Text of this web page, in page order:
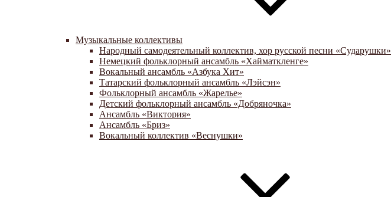
Музыкальные коллективы
Народный самодеятельный коллектив, хор русской песни «Сударушки»
Немецкий фольклорный ансамбль «Хайматкленге»
Вокальный ансамбль «Азбука Хит»
Татарский фольклорный ансамбль «Лэйсэн»
Фольклорный ансамбль «Жарелье»
Детский фольклорный ансамбль «Добряночка»
Ансамбль «Виктория»
Ансамбль «Бриз»
Вокальный коллектив «Веснушки»